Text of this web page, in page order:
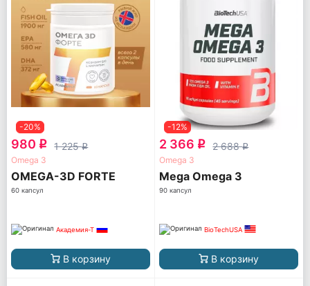
-20%
980 q 1 225q
Omega 3
OMEGA-3D FORTE
60 капсул
Академия-Т
В корзину
-12%
2 366 q 2 688q
Omega 3
Mega Omega 3
90 капсул
BioTechUSA
В корзину